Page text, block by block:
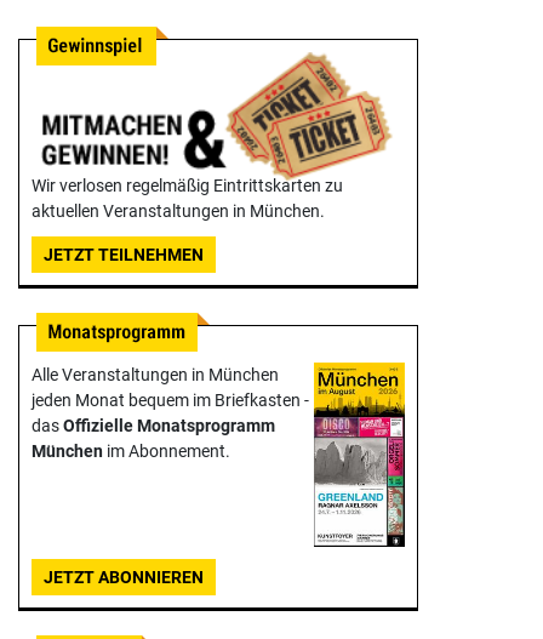
Wir verlosen regelmäßig Eintrittskarten zu
aktuellen Veranstaltungen in München.
JETZT TEILNEHMEN
Alle Veranstaltungen in München
jeden Monat bequem im Briefkasten -
dasOffizielle Monats­programm
München im Abonnement.
JETZT ABONNIEREN